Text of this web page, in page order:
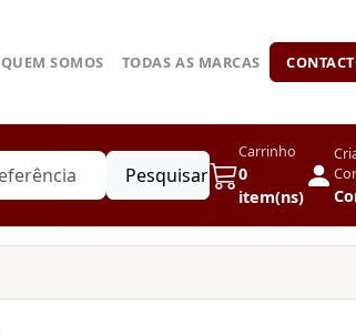
QUEM SOMOS TODAS AS MARCAS
Pesquisar
Carrinho
0
item(ns)